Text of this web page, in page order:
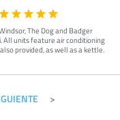
The Dog and Badger
All units feature air conditioning
provided, as well as a kettle.